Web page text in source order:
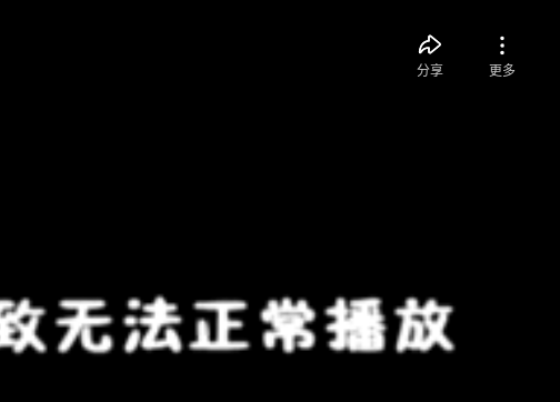
分享 更多